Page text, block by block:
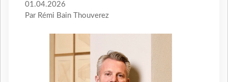
01.04.2026
Par Rémi Bain Thouverez